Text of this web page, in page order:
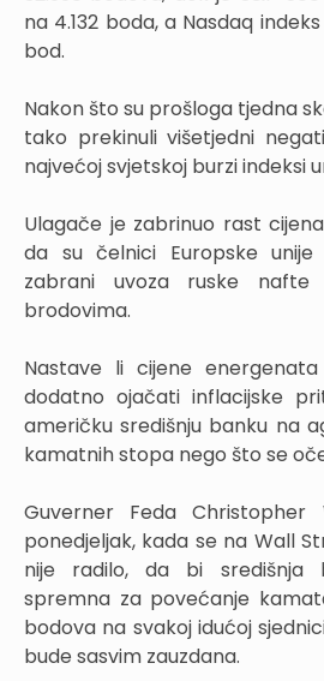
na 4.132 boda, a Nasdaq indeks
bod.
Nakon što su prošloga tjedna
tako prekinuli višetjedni
najvećoj svjetskoj burzi indeksi
Ulagače je zabrinuo rast
da su čelnici Europske
zabrani uvoza ruske
brodovima.
Nastave li cijene
dodatno ojačati inflacijske
američku središnju banku na
kamatnih stopa nego što se
Guverner Feda
ponedjeljak, kada se na Wall
nije radilo, da bi središnja
spremna za povećanje
bodova na svakoj idućoj
bude sasvim zauzdana.